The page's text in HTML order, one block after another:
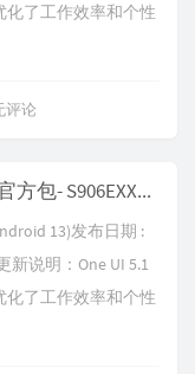
化了工作效率和个性
评论
三星Galaxy S22+ (SM-S906E)国际版官方包- S906EXXU3CWAI
13)发布日期 :
新说明：One UI 5.1
化了工作效率和个性